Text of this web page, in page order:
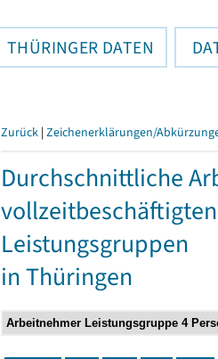
THÜRINGER DATEN
Zurück | Zeichenerklärungen/
Durchschnittliche
Leistungsgruppen
in Thüringen